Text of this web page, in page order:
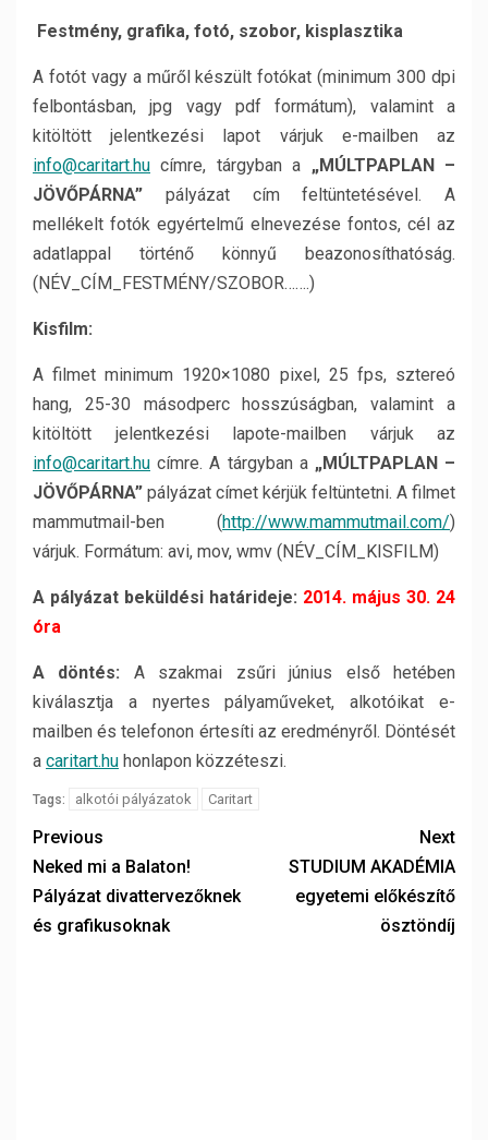
Festmény, grafika, fotó, szobor, kisplasztika
A fotót vagy a műről készült fotókat (minimum 300 dpi
felbontásban, jpg vagy pdf formátum), valamint a
kitöltött jelentkezési lapot várjuk e-mailben az
info@caritart.hu címre, tárgyban a „MÚLTPAPLAN –
JÖVŐPÁRNA” pályázat cím feltüntetésével. A
mellékelt fotók egyértelmű elnevezése fontos, cél az
adatlappal történő könnyű beazonosíthatóság.
(NÉV_CÍM_FESTMÉNY/SZOBOR…….)
Kisfilm:
A filmet minimum 1920×1080 pixel, 25 fps, sztereó
hang, 25-30 másodperc hosszúságban, valamint a
kitöltött jelentkezési lapote-mailben várjuk az
info@caritart.hu címre. A tárgyban a „MÚLTPAPLAN –
JÖVŐPÁRNA” pályázat címet kérjük feltüntetni. A filmet
mammutmail-ben (http://www.mammutmail.com/)
várjuk. Formátum: avi, mov, wmv (NÉV_CÍM_KISFILM)
A pályázat beküldési határideje: 2014. május 30. 24
óra
A döntés: A szakmai zsűri június első hetében
kiválasztja a nyertes pályaműveket, alkotóikat e-
mailben és telefonon értesíti az eredményről. Döntését
a caritart.hu honlapon közzéteszi.
Tags: alkotói pályázatok Caritart
Previous
Neked mi a Balaton!
Pályázat divattervezőknek
és grafikusoknak
Next
STUDIUM AKADÉMIA
egyetemi előkészítő
ösztöndíj